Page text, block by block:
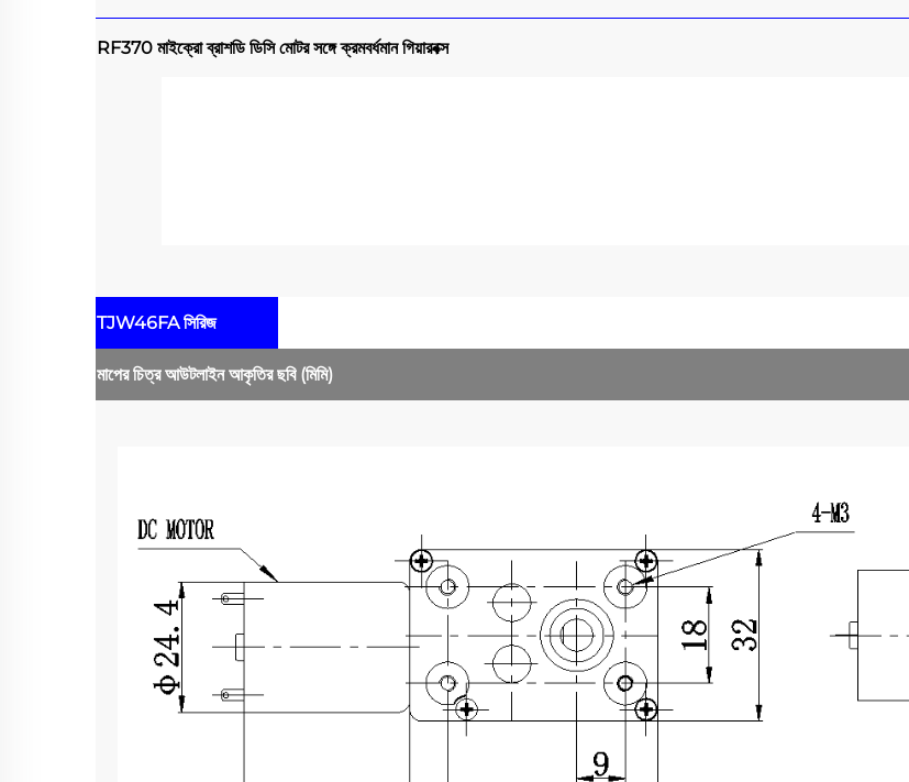
RF370 মাইক্রো ব্রাশডি ডিসি মোটর সঙ্গে ক্রমবর্ধমান গিয়ারবক্স
TJW46FA সিরিজ
মাপের চিত্রআউটলাইন আকৃতির ছবি (মিমি)